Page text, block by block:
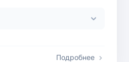
Подробнее